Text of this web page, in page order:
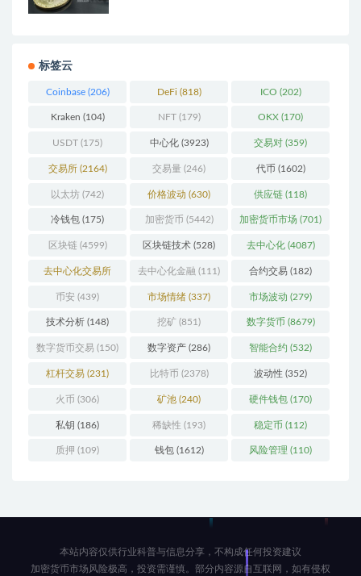
标签云
Coinbase(206) DeFi (818) ICO (202)
Kraken (104) NFT(179) OKX (170)
USDT (175) 中心化(3923) 交易对 (359)
交易所(2164) 交易量 (246) 代币 (1602)
以太坊 (742) 价格波动 (630) 供应链 (118)
冷钱包 (175) 加密货币 (5442) 加密货币市场 (701)
区块链(4599) 区块链技术 (528) 去中心化(4087)
去中心化交易所
(196)
去中心化金融 (111) 合约交易 (182)
币安 (439) 市场情绪 (337) 市场波动 (279)
技术分析 (148) 挖矿 (851) 数字货币 (8679)
数字货币交易 (150) 数字资产 (286) 智能合约 (532)
杠杆交易 (231) 比特币 (2378) 波动性 (352)
火币 (306) 矿池 (240) 硬件钱包 (170)
私钥 (186) 稀缺性 (193) 稳定币 (112)
质押 (109) 钱包(1612) 风险管理 (110)
本站内容仅供行业科普与信息分享，不构成任何投资建议
加密货币市场风险极高，投资需谨慎。部分内容源自互联网，如有侵权